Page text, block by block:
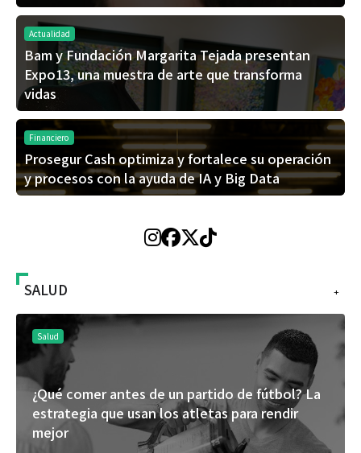
Actualidad
Bam y Fundación Margarita Tejada presentan
Expo13, una muestra de arte que transforma
vidas
Financiero
Prosegur Cash optimiza y fortalece su operación
y procesos con la ayuda de IA y Big Data
+
SALUD
Salud
¿Qué comer antes de un partido de fútbol? La
estrategia que usan los atletas para rendir
mejor